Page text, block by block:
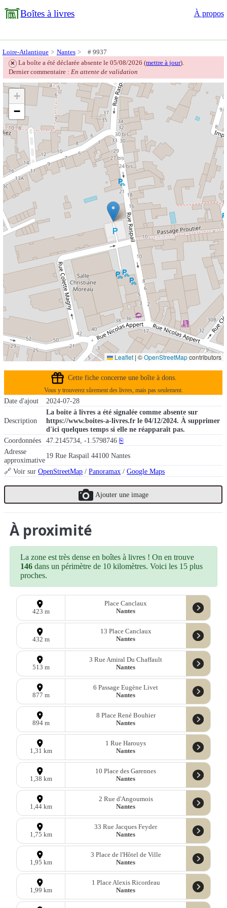
Boîtes à livres À propos
Loire-Atlantique Nantes # 9937
❌ La boîte a été déclarée absente le 05/08/2026 (mettre à jour).
Dernier commentaire : En attente de validation
Cette fiche concerne une boîte à dons.
Vous y trouverez sûrement des livres, mais pas seulement.
Date d'ajout 2024-07-28
Description
La boite à livres a été signalée comme absente sur
https://www.boites-a-livres.fr le 04/12/2024. À supprimer
d'ici quelques temps si elle ne réapparaît pas.
Coordonnées
47.2145734, -1.5798746 ⎘
Adresse
approximative
19 Rue Raspail 44100 Nantes
🔗 Voir surOpenStreetMap /Panoramax /Google Maps
Ajouter une image
+
−
Leaflet | ©OpenStreetMapcontributors
À proximité
La zone est très dense en boîtes à livres ! On en trouve
146 dans un périmètre de 10 kilomètres. Voici les 15 plus
proches.
423 m
Place Canclaux
Nantes
432 m
13 Place Canclaux
Nantes
513 m
3 Rue Amiral Du Chaffault
Nantes
877 m
6 Passage Eugène Livet
Nantes
894 m
8 Place René Bouhier
Nantes
1,31 km
1 Rue Harouys
Nantes
1,38 km
10 Place des Garennes
Nantes
1,44 km
2 Rue d'Angoumois
Nantes
1,75 km
33 Rue Jacques Feyder
Nantes
1,95 km
3 Place de l'Hôtel de Ville
Nantes
1,99 km
1 Place Alexis Ricordeau
Nantes